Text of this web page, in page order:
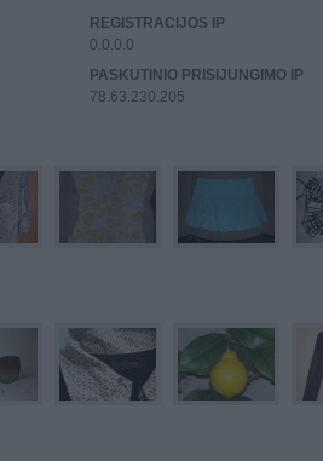
REGISTRACIJOS IP
0.0.0.0
PASKUTINIO PRISIJUNGIMO IP
78.63.230.205